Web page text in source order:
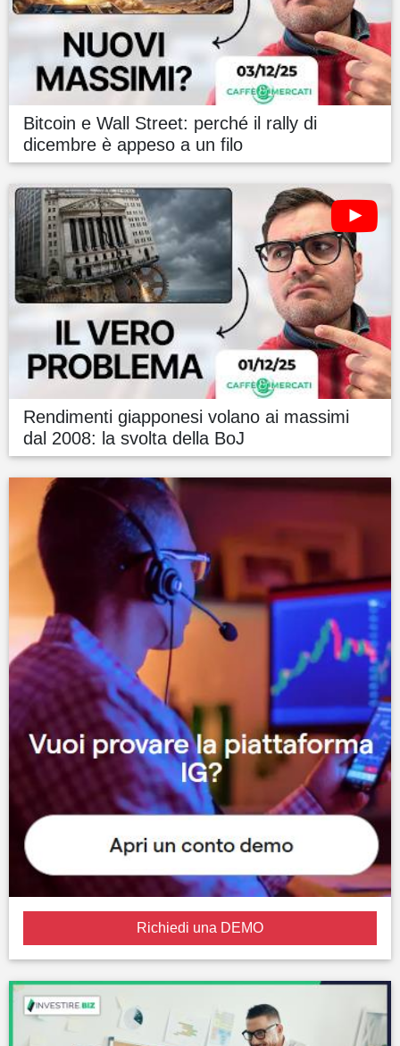
Bitcoin e Wall Street: perché il rally di
dicembre è appeso a un filo
Rendimenti giapponesi volano ai massimi
dal 2008: la svolta della BoJ
Richiedi una DEMO